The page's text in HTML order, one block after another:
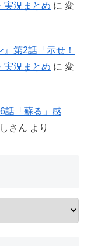
実況まとめ に 変
』第2話「示せ！
実況まとめ に 変
話「蘇る」感
さん より